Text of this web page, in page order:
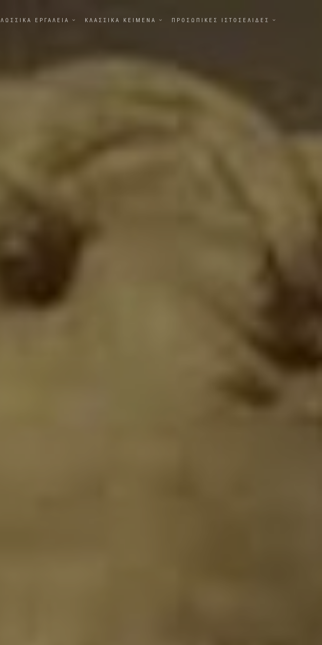
ΕΡΓΑΛΕΙΑ ΚΛΑΣΣΙΚΑ ΚΕΙΜΕΝΑ ΠΡΟΣΩΠΙΚΕΣ ΙΣΤΟΣΕΛΙΔΕΣ